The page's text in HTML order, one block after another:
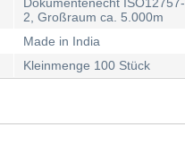
2, Großraum ca. 5.000m
Made in India
Kleinmenge 100 Stück